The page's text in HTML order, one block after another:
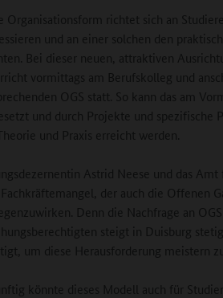
Organisationsform richtet sich an
und an einer solchen den
Bei dieser neuen, attraktiven
vormittags am Berufskolleg und
OGS statt. So kann das am
und durch Projekte und spezifische
und Praxis erreicht werden.
Astrid Neese und das
der auch die Offenen
Denn die Nachfrage an
steigt in Duisburg
um diese Herausforderung meistern
könnte dieses Modell auch für